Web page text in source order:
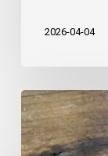
2026-04-04
や
つ
に